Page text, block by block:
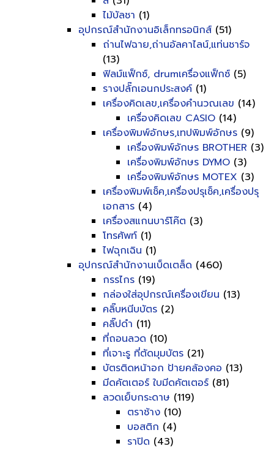
ไม้บัลชา (1)
อุปกรณ์สำนักงานอิเล็กทรอนิกส์ (51)
ถ่านไฟฉาย,ถ่านอัลคาไลน์,แท่นชาร์จ
(13)
ฟิลม์แฟ็กซ์, drumเครื่องแฟ็กซ์ (5)
รางปลั๊กเอนกประสงค์ (1)
เครื่องคิดเลข,เครื่องคำนวณเลข (14)
เครื่องคิดเลข CASIO (14)
เครื่องพิมพ์อักษร,เทปพิมพ์อักษร (9)
เครื่องพิมพ์อักษร BROTHER (3)
เครื่องพิมพ์อักษร DYMO (3)
เครื่องพิมพ์อักษร MOTEX (3)
เครื่องพิมพ์เช็ค,เครื่องปรุเช็ค,เครื่องปรุ
เอกสาร (4)
เครื่องสแกนบาร์โค๊ต (3)
โทรศัพท์ (1)
ไฟฉุกเฉิน (1)
อุปกรณ์สำนักงานเบ็ดเตล็ด (460)
กรรไกร (19)
กล่องใส่อุปกรณ์เครื่องเขียน (13)
คลิ๊บหนีบบัตร (2)
คลิ๊ปดำ (11)
ที่ถอนลวด (10)
ที่เจาะรู ที่ตัดมุมบัตร (21)
บัตรติดหน้าอก ป้ายคล้องคอ (13)
มีดคัตเตอร์ ใบมีดคัตเตอร์ (81)
ลวดเย็บกระดาษ (119)
ตราช้าง (10)
บอสติก (4)
ราปิด (43)